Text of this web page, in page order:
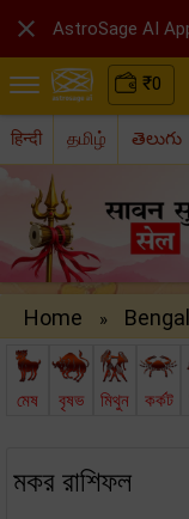
₹0
हिन्दी தமிழ் తెలుగు
Home »
মেষ বৃষভ মিথুন কর্কট
মকর রাশিফল
 AstroSage AI